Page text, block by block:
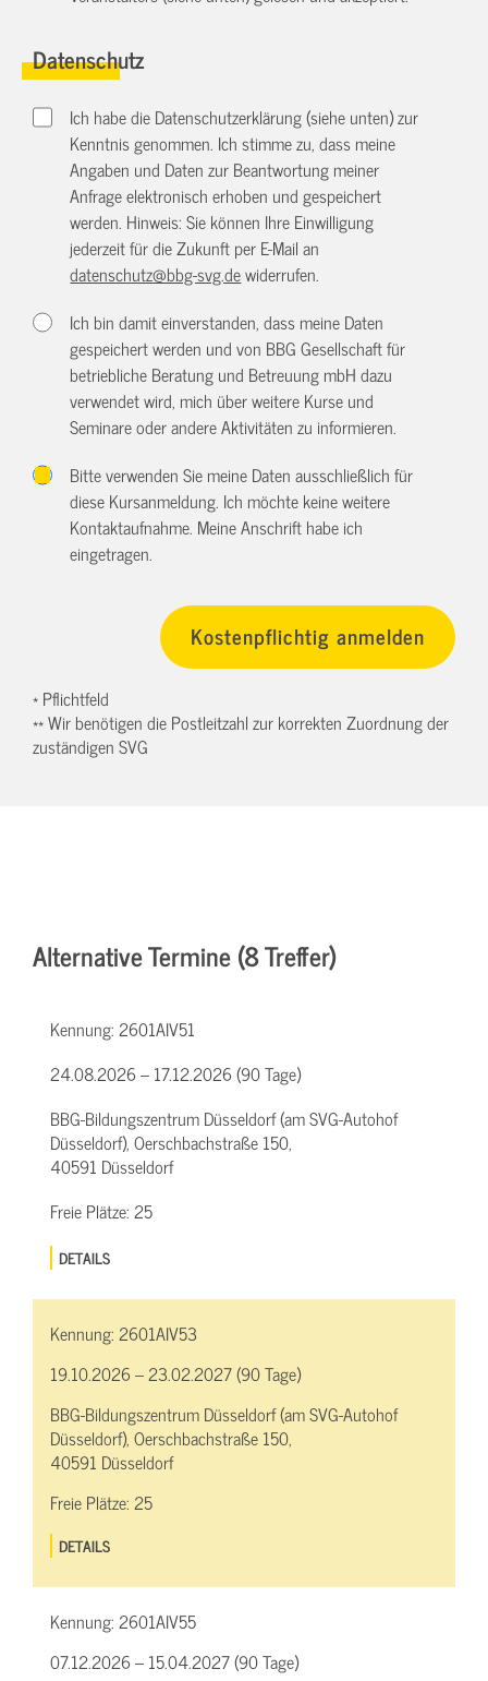
Datenschutz
Ich habe die Datenschutzerklärung (siehe unten) zur
Kenntnis genommen. Ich stimme zu, dass meine
Angaben und Daten zur Beantwortung meiner
Anfrage elektronisch erhoben und gespeichert
werden. Hinweis: Sie können Ihre Einwilligung
jederzeit für die Zukunft per E-Mail an
datenschutz@bbg-svg.dewiderrufen.
Ich bin damit einverstanden, dass meine Daten
gespeichert werden und von BBG Gesellschaft für
betriebliche Beratung und Betreuung mbH dazu
verwendet wird, mich über weitere Kurse und
Seminare oder andere Aktivitäten zu informieren.
Bitte verwenden Sie meine Daten ausschließlich für
diese Kursanmeldung. Ich möchte keine weitere
Kontaktaufnahme. Meine Anschrift habe ich
eingetragen.
* Pflichtfeld
** Wir benötigen die Postleitzahl zur korrekten Zuordnung der
zuständigen SVG
Alternative Termine (8 Treffer)
Kennung:2601AIV51
24.08.2026 – 17.12.2026 (90 Tage)
BBG-Bildungszentrum Düsseldorf (am SVG-Autohof
Düsseldorf), Oerschbachstraße 150,
40591 Düsseldorf
Freie Plätze:25
DETAILS
Kennung:2601AIV53
19.10.2026 – 23.02.2027 (90 Tage)
BBG-Bildungszentrum Düsseldorf (am SVG-Autohof
Düsseldorf), Oerschbachstraße 150,
40591 Düsseldorf
Freie Plätze:25
DETAILS
Kennung:2601AIV55
07.12.2026 – 15.04.2027 (90 Tage)